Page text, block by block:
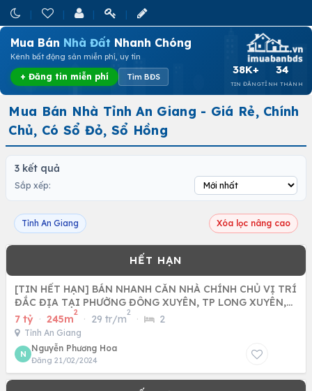
Mua Bán Nhà Đất Nhanh Chóng
Kênh bất động sản miễn phí, uy tín
+ Đăng tin miễn phí Tìm BĐS
38K+
TIN ĐĂNG
34
TỈNH THÀNH
Mua Bán Nhà Tỉnh An Giang - Giá Rẻ, Chính
Chủ, Có Sổ Đỏ, Sổ Hồng
3 kết quả
Sắp xếp:
Tỉnh An Giang Xóa lọc nâng cao
[TIN HẾT HẠN] BÁN NHANH CĂN NHÀ CHÍNH CHỦ VỊ TRÍ
ĐẮC ĐỊA TẠI PHƯỜNG ĐÔNG XUYÊN, TP LONG XUYÊN,
AN GIANG
7 tỷ · 245m
2
· 29 tr/m
2
· 2
Tỉnh An Giang
N
Nguyễn Phương Hoa
Đăng 21/02/2024